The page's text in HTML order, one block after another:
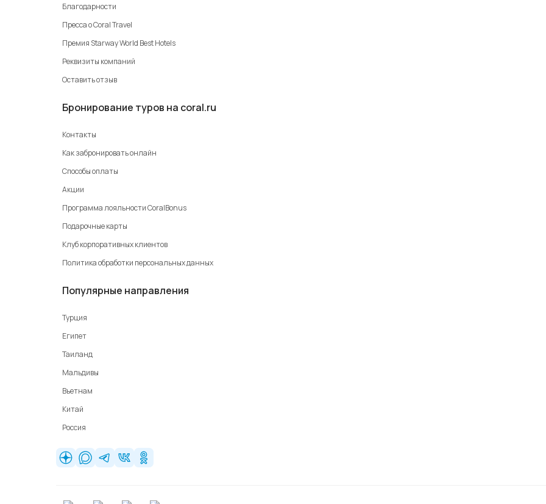
Благодарности
Пресса о Coral Travel
Премия Starway World Best Hotels
Реквизиты компаний
Оставить отзыв
Бронирование туров на coral.ru
Контакты
Как забронировать онлайн
Способы оплаты
Акции
Программа лояльности CoralBonus
Подарочные карты
Клуб корпоративных клиентов
Политика обработки персональных данных
Популярные направления
Турция
Египет
Таиланд
Мальдивы
Вьетнам
Китай
Россия